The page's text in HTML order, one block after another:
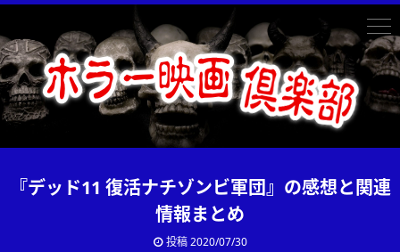
『デッド11 復活ナチゾンビ軍団』の感想と関連
情報まとめ
投稿2020/07/30